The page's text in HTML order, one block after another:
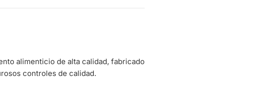
alimenticio de alta calidad, fabricado
controles de calidad.